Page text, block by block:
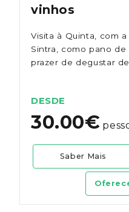
vinhos
Visita à Quinta, com
Sintra, como pano
prazer de degustar
DESDE
30.00€
Saber Mais